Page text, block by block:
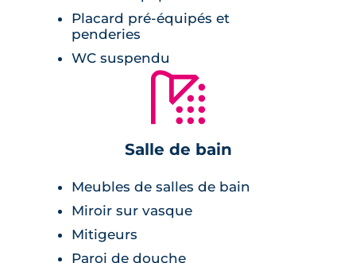
agrémentés de pergolas en bois.
Les vastes pièces de vie sont habillées de
parquet chêne contrecollé. Les cuisines et
salles de bains sont meublées et équipées
dans les T2. Les logements sont équipés de
chauffage, des volets roulants et du système
d’alarme.
Placard pré-équipés et
penderies
WC suspendu
🚿
Salle de bain
Meubles de salles de bain
Miroir sur vasque
Mitigeurs
Paroi de douche